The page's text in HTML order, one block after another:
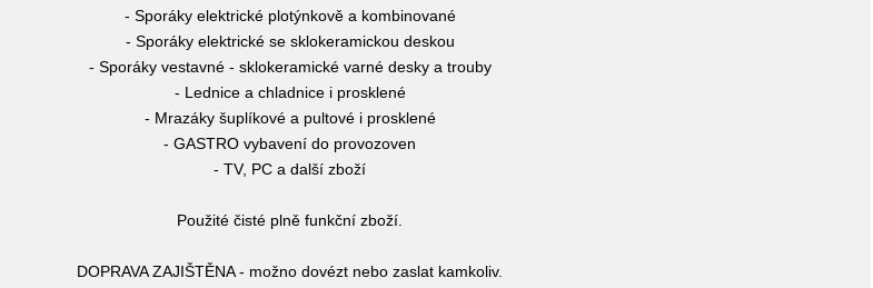
- Sporáky elektrické plotýnkově a kombinované
- Sporáky elektrické se sklokeramickou deskou
- Sporáky vestavné - sklokeramické varné desky a trouby
- Lednice a chladnice i prosklené
- Mrazáky šuplíkové a pultové i prosklené
- GASTRO vybavení do provozoven
- TV, PC a další zboží
Použité čisté plně funkční zboží.
DOPRAVA ZAJIŠTĚNA - možno dovézt nebo zaslat kamkoliv.